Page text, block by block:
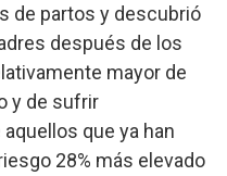
de partos y descubrió
después de los
mayor de
y de sufrir
que ya han
28% más elevado